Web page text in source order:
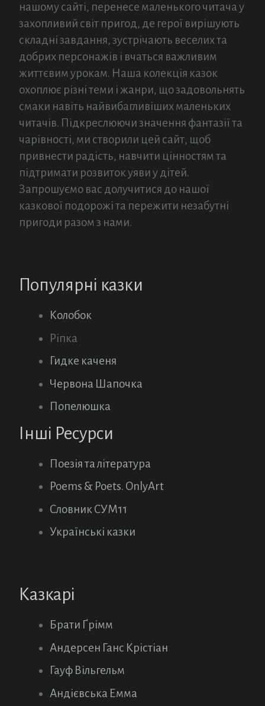
нашому сайті, перенесе маленького читача у
захопливий світ пригод, де герої вирішують
складні завдання, зустрічають веселих та
добрих персонажів і вчаться важливим
життєвим урокам. Наша колекція казок
охоплює різні теми і жанри, що задовольнять
смаки навіть найвибагливіших маленьких
читачів. Підкреслюючи значення фантазії та
чарівності, ми створили цей сайт, щоб
привнести радість, навчити цінностям та
підтримати розвиток уяви у дітей.
Запрошуємо вас долучитися до нашої
казкової подорожі та пережити незабутні
пригоди разом з нами.
Популярні казки
Колобок
Ріпка
Гидке каченя
Червона Шапочка
Попелюшка
Інші Ресурси
Поезія та література
Poems & Poets. OnlyArt
Словник СУМ11
Українські казки
Казкарі
Брати Ґрімм
Андерсен Ганс Крістіан
Гауф Вільгельм
Андієвська Емма